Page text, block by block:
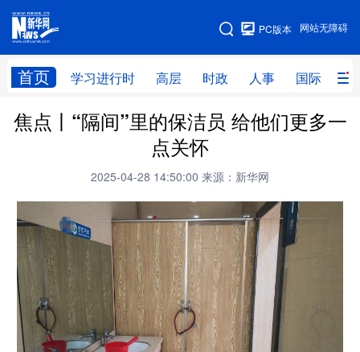
网站无障碍
PC版本
首页 学习进行时 高层 时政 人事 国际 财
网站地图
学习进行时 高层 时政 人事
科技 科创 量子 体育
文化 书画 健康
访谈 视频 图片
法律 中央文件 金融
焦点丨“隔间”里的保洁员 给他们更多一
点关怀
2025-04-28 14:50:00 来源：新华网